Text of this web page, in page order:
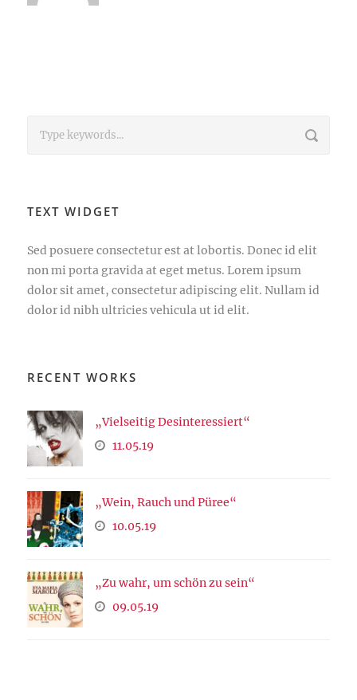
TEXT WIDGET
Sed posuere consectetur est at lobortis. Donec id elit
non mi porta gravida at eget metus. Lorem ipsum
dolor sit amet, consectetur adipiscing elit. Nullam id
dolor id nibh ultricies vehicula ut id elit.
RECENT WORKS
„Vielseitig Desinteressiert“
11.05.19
„Wein, Rauch und Püree“
10.05.19
„Zu wahr, um schön zu sein“
09.05.19